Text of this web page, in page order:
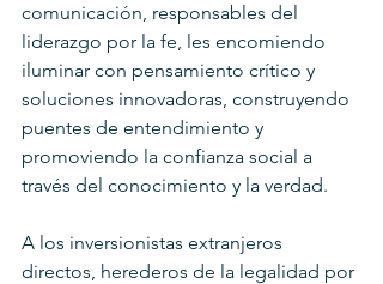
comunicación, responsables del
liderazgo por la fe, les encomiendo
iluminar con pensamiento crítico y
soluciones innovadoras, construyendo
puentes de entendimiento y
promoviendo la confianza social a
través del conocimiento y la verdad.
A los inversionistas extranjeros
directos, herederos de la legalidad por